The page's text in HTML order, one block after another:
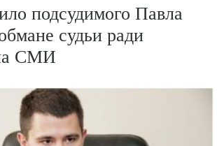
подсудимого Павла
судьи ради
СМИ